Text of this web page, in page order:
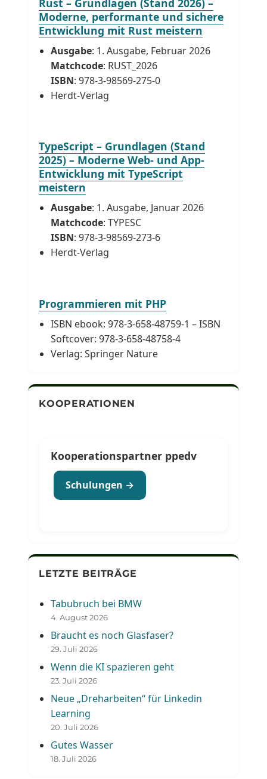
Moderne, performante und sichere
Entwicklung mit Rust meistern
Ausgabe: 1. Ausgabe, Februar 2026
Matchcode: RUST_2026
ISBN: 978-3-98569-275-0
Herdt-Verlag
TypeScript – Grundlagen (Stand
2025) – Moderne Web- und App-
Entwicklung mit TypeScript
meistern
Ausgabe: 1. Ausgabe, Januar 2026
Matchcode: TYPESC
ISBN: 978-3-98569-273-6
Herdt-Verlag
Programmieren mit PHP
ISBN ebook: 978-3-658-48759-1 – ISBN
Softcover: 978-3-658-48758-4
Verlag: Springer Nature
KOOPERATIONEN
Kooperationspartner ppedv
Schulungen →
LETZTE BEITRÄGE
Tabubruch bei BMW
4. August 2026
Braucht es noch Glasfaser?
29. Juli 2026
Wenn die KI spazieren geht
23. Juli 2026
Neue „Dreharbeiten“ für Linkedin
Learning
20. Juli 2026
Gutes Wasser
18. Juli 2026